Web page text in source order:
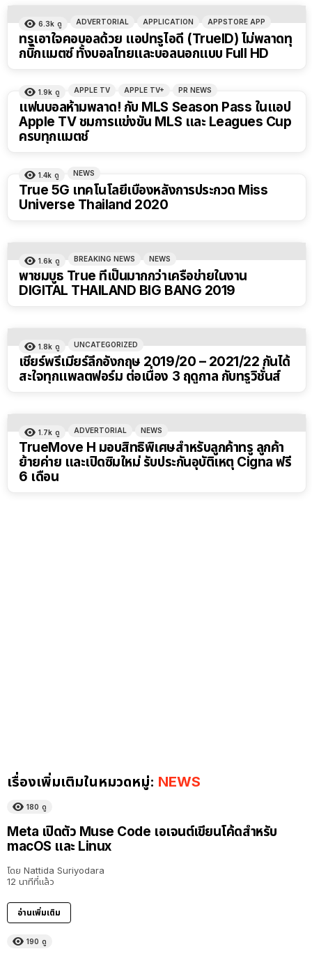
6.3k ดู ADVERTORIAL APPLICATION APPSTORE APP
ทรูเอาใจคอบอลด้วย แอปทรูไอดี (TrueID) ไม่พลาดทุ
กบิ๊กแมตซ์ ทั้งบอลไทยและบอลนอกแบบ Full HD
1.9k ดู APPLE TV APPLE TV+ PR NEWS
แฟนบอลห้ามพลาด! กับ MLS Season Pass ในแอป
Apple TV ชมการแข่งขัน MLS และ Leagues Cup
ครบทุกแมตช์
1.4k ดู NEWS
True 5G เทคโนโลยีเบื้องหลังการประกวด Miss
Universe Thailand 2020
1.6k ดู BREAKING NEWS NEWS
พาชมบูธ True ที่เป็นมากกว่าเครือข่ายในงาน
DIGITAL THAILAND BIG BANG 2019
1.8k ดู UNCATEGORIZED
เชียร์พรีเมียร์ลีกอังกฤษ 2019/20 – 2021/22 กันได้
สะใจทุกแพลตฟอร์ม ต่อเนื่อง 3 ฤดูกาล กับทรูวิชั่นส์
1.7k ดู ADVERTORIAL NEWS
TrueMove H มอบสิทธิพิเศษสำหรับลูกค้าทรู ลูกค้า
ย้ายค่าย และเปิดซิมใหม่ รับประกันอุบัติเหตุ Cigna ฟรี
6 เดือน
เรื่องเพิ่มเติมในหมวดหมู่: NEWS
180 ดู
Meta เปิดตัว Muse Code เอเจนต์เขียนโค้ดสำหรับ
macOS และ Linux
โดย Nattida Suriyodara
12 นาทีที่แล้ว
อ่านเพิ่มเติม
190 ดู